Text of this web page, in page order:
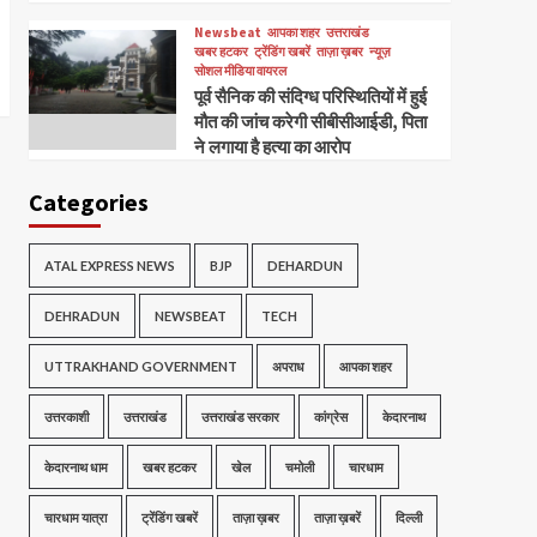
Newsbeat आपका शहर उत्तराखंड
खबर हटकर ट्रेंडिंग खबरें ताज़ा ख़बर न्यूज़
सोशल मीडिया वायरल
पूर्व सैनिक की संदिग्ध परिस्थितियों में हुई
मौत की जांच करेगी सीबीसीआईडी, पिता
ने लगाया है हत्या का आरोप
Categories
ATAL EXPRESS NEWS BJP DEHARDUN
DEHRADUN NEWSBEAT TECH
UTTRAKHAND GOVERNMENT अपराध आपका शहर
उत्तरकाशी उत्तराखंड उत्तराखंड सरकार कांग्रेस केदारनाथ
केदारनाथ धाम खबर हटकर खेल चमोली चारधाम
चारधाम यात्रा ट्रेंडिंग खबरें ताज़ा ख़बर ताज़ा ख़बरें दिल्ली